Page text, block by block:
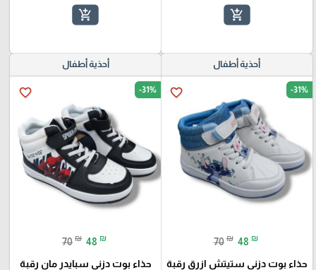
add_shopping_cart
add_shopping_cart
أحذية أطفال
favorite_border -31%
70 ₪ 48 ₪
حذاء بوت دزني ستيتش ازرق رقبة
أحذية أطفال
favorite_border -31%
70 ₪ 48 ₪
حذاء بوت دزني سبايدر مان رقبة